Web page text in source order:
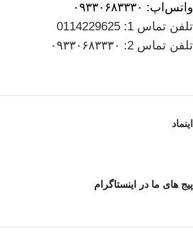
واتس‌اپ: ۰۹۳۳۰۶۸۳۳۳۰
تلفن تماس 1: 0114229625
تلفن تماس 2: ۰۹۳۳۰۶۸۳۳۳۰
اینماد
پیج های ما در اینستاگرام